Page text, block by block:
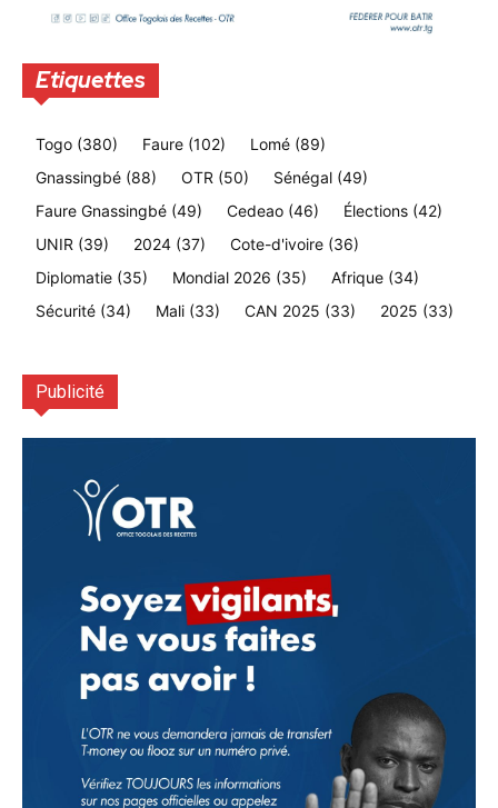
Etiquettes
Togo (380) Faure (102) Lomé (89)
Gnassingbé (88) OTR (50) Sénégal (49)
Faure Gnassingbé (49) Cedeao (46) Élections (42)
UNIR (39) 2024 (37) Cote-d'ivoire (36)
Diplomatie (35) Mondial 2026 (35) Afrique (34)
Sécurité (34) Mali (33) CAN 2025 (33) 2025 (33)
Publicité